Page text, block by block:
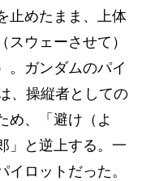
止めたまま、上体
ウェーさせて）
。ガンダムのパイ
、操縦者としての
め、「避け（よ
」と逆上する。一
ロットだった。